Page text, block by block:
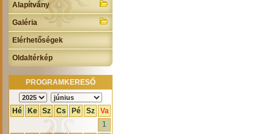
Alapítvány
Galéria
Elérhetőségek
Oldaltérkép
PROGRAMKERESŐ
Hé Ke Sz Cs Pé Sz
Va
1